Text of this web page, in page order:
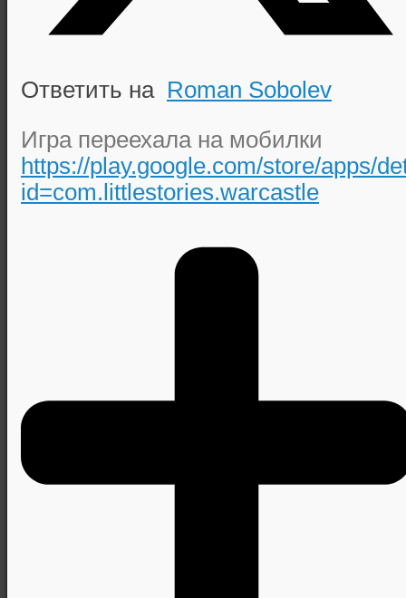
Ответить на Roman Sobolev
Игра переехала на мобилки
https://play.google.com/store/apps/
id=com.littlestories.warcastle